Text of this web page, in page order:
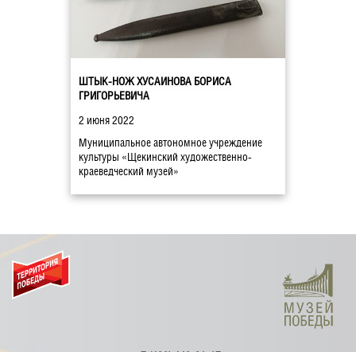
ШТЫК-НОЖ ХУСАИНОВА БОРИСА
ГРИГОРЬЕВИЧА
2 июня 2022
Муниципальное автономное учреждение
культуры «Щекинский художественно-
краеведческий музей»